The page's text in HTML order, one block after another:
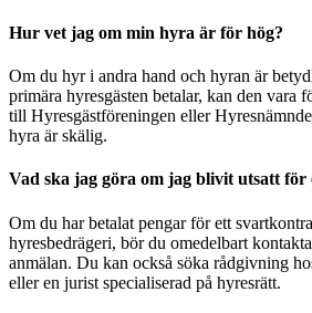
Hur vet jag om min hyra är för hög?
Om du hyr i andra hand och hyran är
primära hyresgästen betalar, kan den vara
till Hyresgästföreningen eller
hyra är skälig.
Vad ska jag göra om jag blivit utsatt för
Om du har betalat pengar för ett
hyresbedrägeri, bör du omedelbart
anmälan. Du kan också söka rådgivning
eller en jurist specialiserad på hyresrätt.